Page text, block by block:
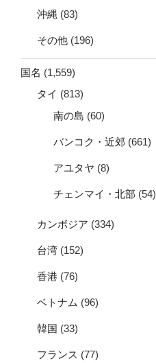
沖縄 (83)
その他 (196)
国名 (1,559)
タイ (813)
南の島 (60)
バンコク・近郊 (661)
アユタヤ (8)
チェンマイ・北部 (54)
カンボジア (334)
台湾 (152)
香港 (76)
ベトナム (96)
韓国 (33)
フランス (77)